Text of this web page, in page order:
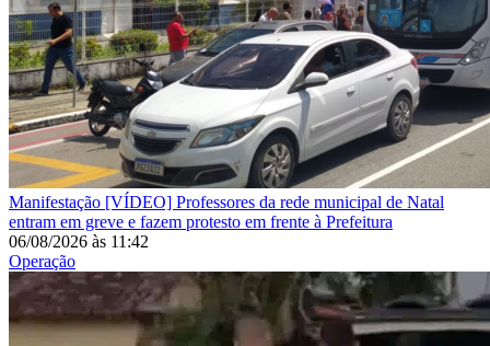
Manifestação [VÍDEO] Professores da rede municipal de Natal
entram em greve e fazem protesto em frente à Prefeitura
06/08/2026 às 11:42
Operação